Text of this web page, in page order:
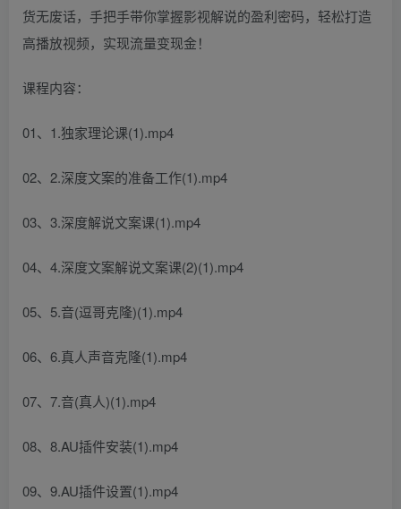
货无废话，手把手带你掌握影视解说的盈利密码，轻松打造
高播放视频，实现流量变现金！
课程内容：
01、1.独家理论课(1).mp4
02、2.深度文案的准备工作(1).mp4
03、3.深度解说文案课(1).mp4
04、4.深度文案解说文案课(2)(1).mp4
05、5.音(逗哥克隆)(1).mp4
06、6.真人声音克隆(1).mp4
07、7.音(真人)(1).mp4
08、8.AU插件安装(1).mp4
09、9.AU插件设置(1).mp4